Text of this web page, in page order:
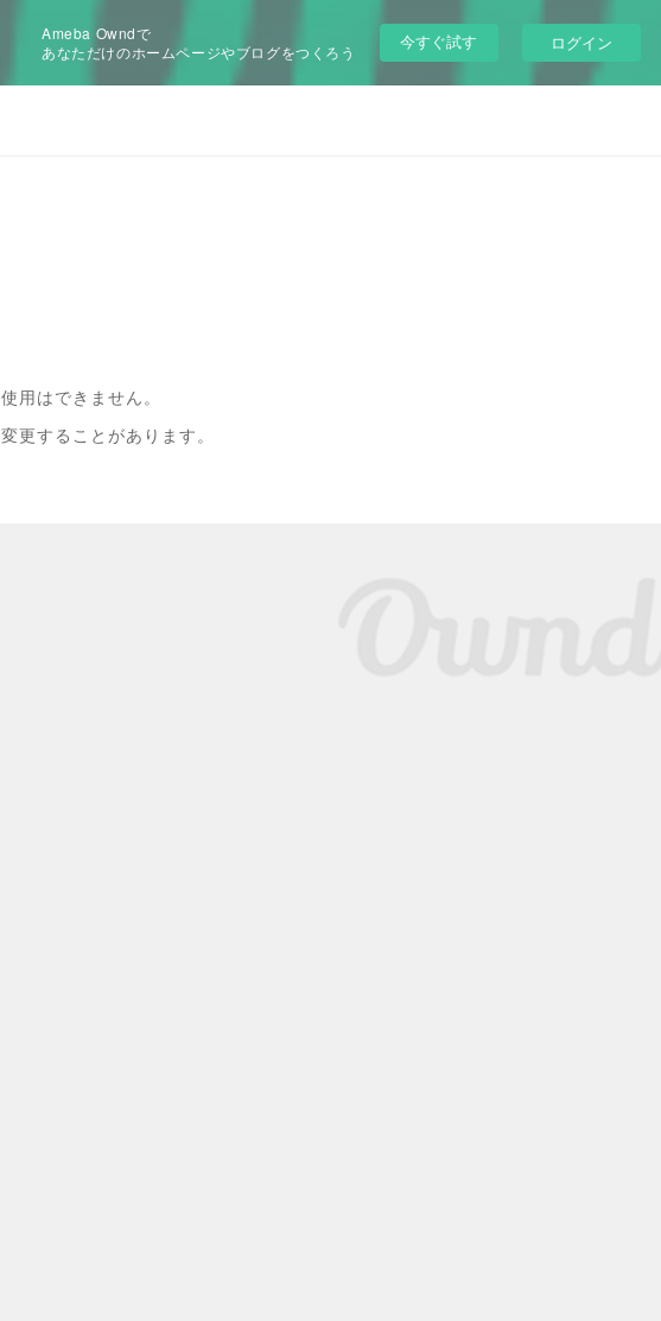
Ameba Owndで
あなただけのホームページやブログをつくろう
今すぐ試す ログイン
用はできません。
更することがあります。